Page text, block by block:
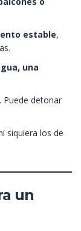
estable,
una
. Puede detonar
siquiera los de
un